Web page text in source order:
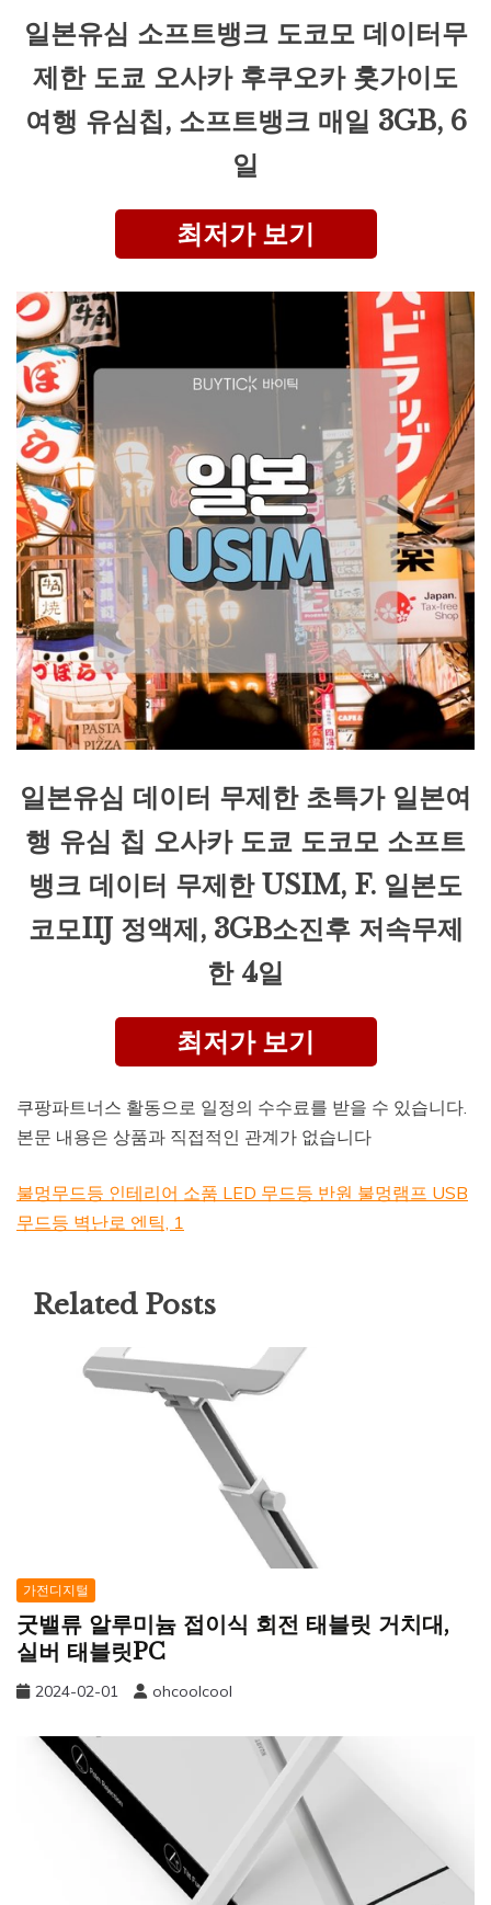
일본유심 소프트뱅크 도코모 데이터무
제한 도쿄 오사카 후쿠오카 홋가이도
여행 유심칩, 소프트뱅크 매일 3GB, 6
일
최저가 보기
일본유심 데이터 무제한 초특가 일본여
행 유심 칩 오사카 도쿄 도코모 소프트
뱅크 데이터 무제한 USIM, F. 일본도
코모IIJ 정액제, 3GB소진후 저속무제
한 4일
최저가 보기
쿠팡파트너스 활동으로 일정의 수수료를 받을 수 있습니다.
본문 내용은 상품과 직접적인 관계가 없습니다
불멍무드등 인테리어 소품 LED 무드등 반원 불멍램프 USB
무드등 벽난로 엔틱, 1
Related Posts
가전디지털
굿밸류 알루미늄 접이식 회전 태블릿 거치대,
실버 태블릿PC
2024-02-01 ohcoolcool